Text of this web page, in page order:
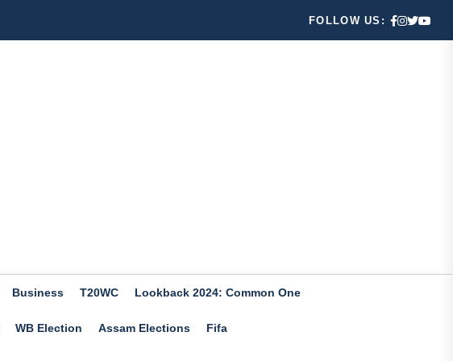
FOLLOW US:
Business T20WC Lookback 2024: Common One
WB Election Assam Elections Fifa